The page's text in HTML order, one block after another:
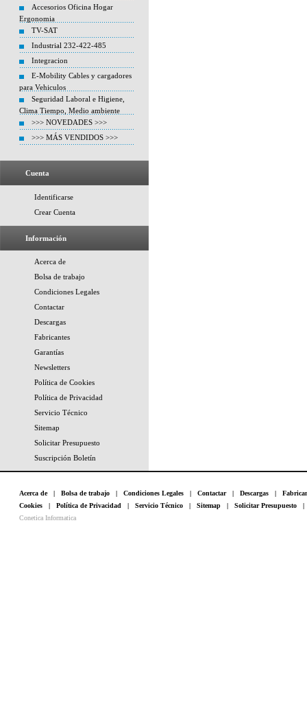
Accesorios Oficina Hogar
Ergonomia
TV-SAT
Industrial 232-422-485
Integracion
E-Mobility Cables y cargadores
para Vehiculos
Seguridad Laboral e Higiene,
Clima Tiempo, Medio ambiente
>>> NOVEDADES >>>
>>> MÁS VENDIDOS >>>
Cuenta
Identificarse
Crear Cuenta
Información
Acerca de
Bolsa de trabajo
Condiciones Legales
Contactar
Descargas
Fabricantes
Garantías
Newsletters
Política de Cookies
Política de Privacidad
Servicio Técnico
Sitemap
Solicitar Presupuesto
Suscripción Boletín
Acerca de| Bolsa de trabajo | Condiciones Legales | Contactar| Descargas |
Cookies | Política de Privacidad | Servicio Técnico | Sitemap | Solicitar Presupuesto
Conetica Informatica